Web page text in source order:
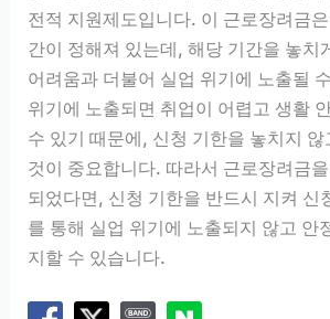
전적 지원제도입니다. 이 근로장려금
간이 정해져 있는데, 해당 기간을 놓치
어려움과 더불어 실업 위기에 노출될
위기에 노출되면 취업이 어렵고 생활
수 있기 때문에, 신청 기한을 놓치지
것이 중요합니다. 따라서 근로장려금
되었다면, 신청 기한을 반드시 지켜 신
를 통해 실업 위기에 노출되지 않고 안
지할 수 있습니다.